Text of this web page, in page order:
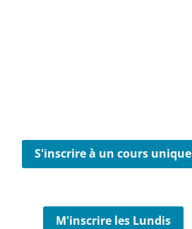
S'inscrire à un cours unique
M'inscrire les Lundis